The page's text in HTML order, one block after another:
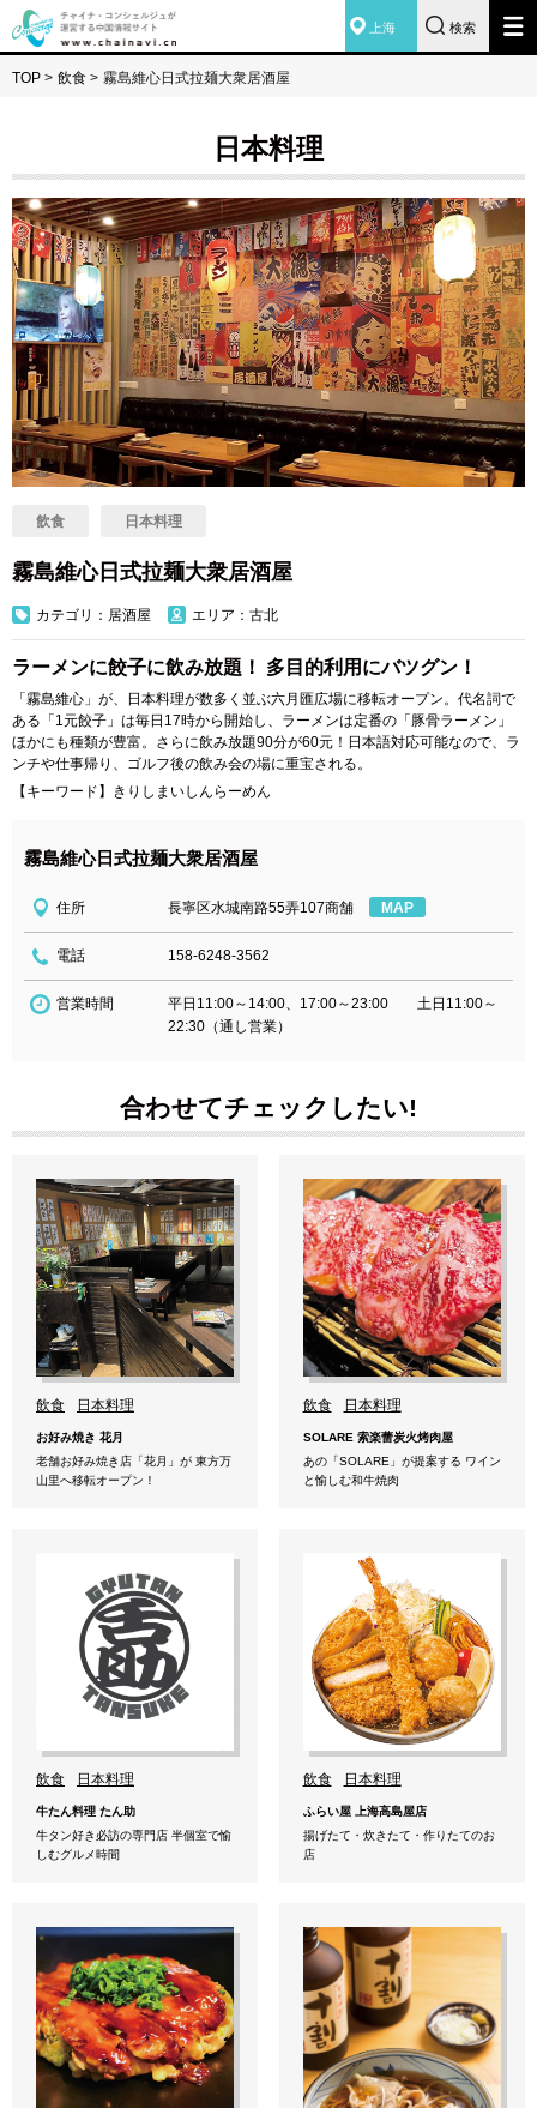
上海 検索
TOP > 飲食 > 霧島維心日式拉麺大衆居酒屋
日本料理
飲食 日本料理
霧島維心日式拉麺大衆居酒屋
カテゴリ：居酒屋 エリア：古北
ラーメンに餃子に飲み放題！ 多目的利用にバツグン！
「霧島維心」が、日本料理が数多く並ぶ六月匯広場に移転オープン。代名詞で
ある「1元餃子」は毎日17時から開始し、ラーメンは定番の「豚骨ラーメン」
ほかにも種類が豊富。さらに飲み放題90分が60元！日本語対応可能なので、ラ
ンチや仕事帰り、ゴルフ後の飲み会の場に重宝される。
【キーワード】きりしまいしんらーめん
霧島維心日式拉麺大衆居酒屋
住所 長寧区水城南路55弄107商舗 MAP
電話 158-6248-3562
営業時間
平日11:00～14:00、17:00～23:00 土日11:00～
22:30（通し営業）
合わせてチェックしたい!
飲食 日本料理
お好み焼き 花月
老舗お好み焼き店「花月」が 東方万
山里へ移転オープン！
飲食 日本料理
SOLARE 索楽蕾炭火烤肉屋
あの「SOLARE」が提案する ワイン
と愉しむ和牛焼肉
飲食 日本料理
牛たん料理 たん助
牛タン好き必訪の専門店 半個室で愉
しむグルメ時間
飲食 日本料理
ふらい屋 上海高島屋店
揚げたて・炊きたて・作りたてのお
店